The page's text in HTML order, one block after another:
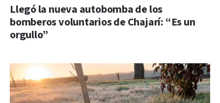
Llegó la nueva autobomba de los
bomberos voluntarios de Chajarí: “Es un
orgullo”